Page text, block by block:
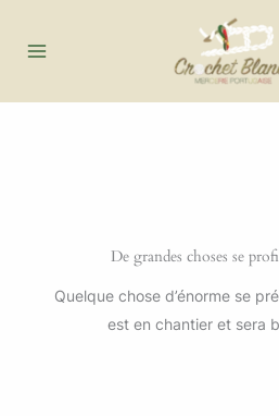
De grandes choses se
Quelque chose d’énorme se
est en chantier et sera